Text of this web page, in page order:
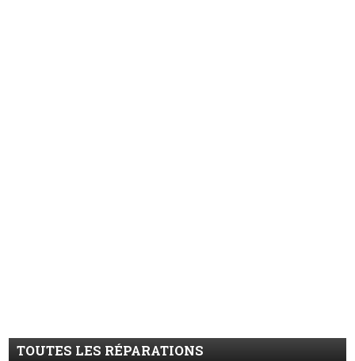
TOUTES LES RÉPARATIONS